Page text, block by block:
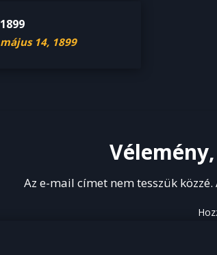
1899
május 14, 1899
Az e-mail címet nem tesszük közzé.